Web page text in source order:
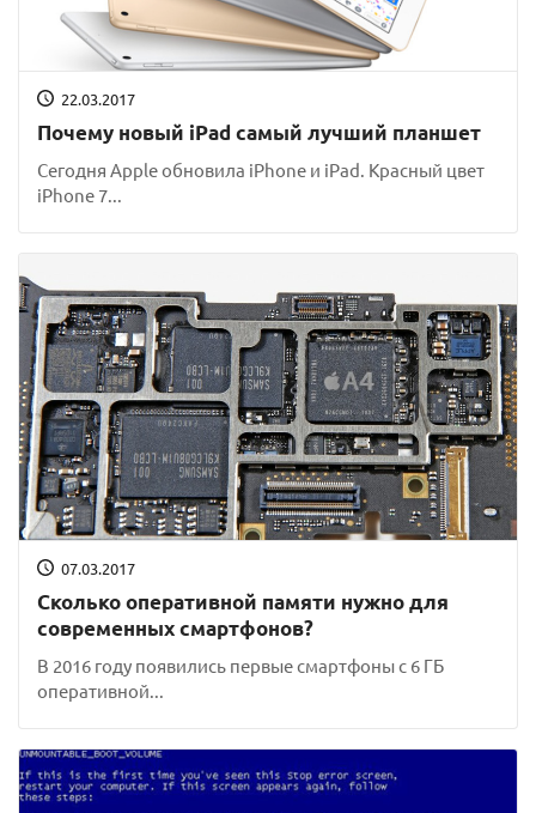
22.03.2017
Почему новый iPad самый лучший планшет
Сегодня Apple обновила iPhone и iPad. Красный цвет
iPhone 7...
07.03.2017
Сколько оперативной памяти нужно для
современных смартфонов?
В 2016 году появились первые смартфоны с 6 ГБ
оперативной...